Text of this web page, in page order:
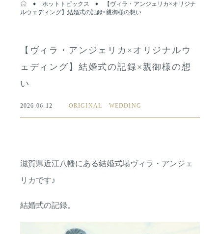
コンセプト
ブライダルフェア
ホットトピックス
【ヴィラ・アンジェリカ×オリジナ
ルウェディング】結婚式の記録×親御様の想い
【ヴィラ・アンジェリカ×オリジナルウ
ェディング】結婚式の記録×親御様の想
い
2026.06.12 ORIGINAL WEDDING
滋賀県近江八幡にある結婚式場ヴィラ・アンジェ
リカです♪
結婚式の記録。